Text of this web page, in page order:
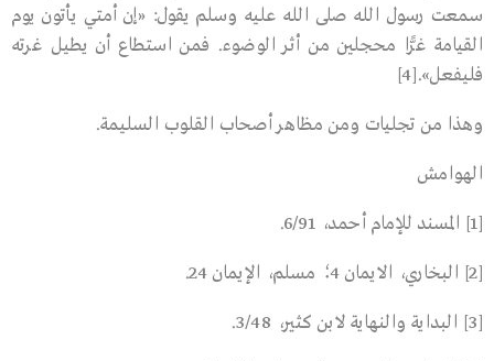
سمعت رسول الله صلى الله عليه وسلم يقول: «إن أمتي يأتون يوم
القيامة غرًّا محجلين من أثر الوضوء. فمن استطاع أن يطيل غرته
فليفعل».[4]
وهذا من تجليات ومن مظاهر أصحاب القلوب السليمة.
الهوامش
[1] المسند للإمام أحمد، 6/91.
[2] البخاري، الايمان 4؛ مسلم، الإيمان 24.
[3] البداية والنهاية لابن كثير، 3/48.